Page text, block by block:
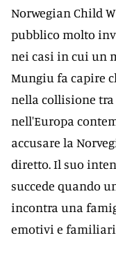
Norwegian Child
pubblico molto
nei casi in cui un
Mungiu fa capire
nella collisione
nell'Europa
accusare la
diretto. Il suo
succede quando
incontra una
emotivi e